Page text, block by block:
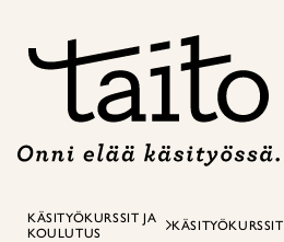
KÄSITYÖKURSSIT JA
KOULUTUS
KÄSITYÖKURSSIT